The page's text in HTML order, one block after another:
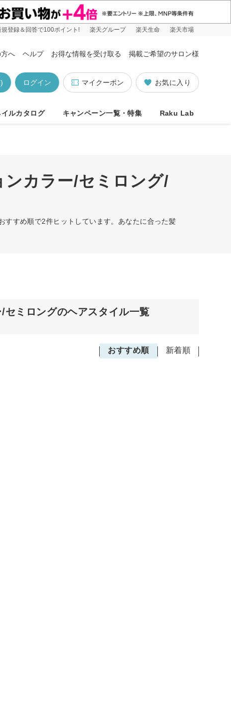
規登録＆回答で100ポイント! 楽天グループ 楽天生命 楽天市場
へ ヘルプ お得な情報を受け取る 掲載ご希望のサロン様
お気に入り
マイクーポン
ログイン
イルカタログ キャンペーン一覧・特集 Raku Lab
カラー/セミロング/
すすめ順で2件ヒットしています。あなたに合った髪
ミロングのヘアスタイル一覧
おすすめ順 新着順